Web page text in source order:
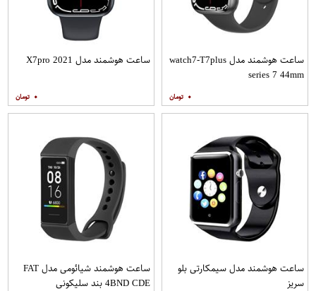
ساعت هوشمند مدل watch7-T7plus
series 7 44mm
۰
ساعت هوشمند مدل X7pro 2021
۰
ساعت هوشمند مدل سیمکارتی بلو
سریز
ساعت هوشمند شیائومی مدل FAT
4BND CDE بند سلیکونی